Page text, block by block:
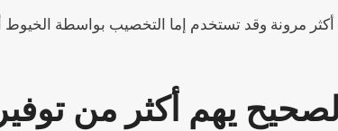
مرونة وقد تستخدم إما التخصيب بواسطة الخيوط أو
يهم أكثر من